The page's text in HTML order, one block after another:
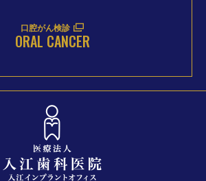
口腔がん検診
ORAL CANCER